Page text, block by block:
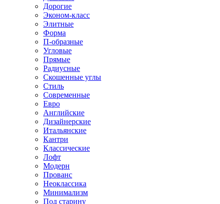
Дорогие
Эконом-класс
Элитные
Форма
П-образные
Угловые
Прямые
Радиусные
Скошенные углы
Стиль
Современные
Евро
Английские
Дизайнерские
Итальянские
Кантри
Классические
Лофт
Модерн
Прованс
Неоклассика
Минимализм
Под старину